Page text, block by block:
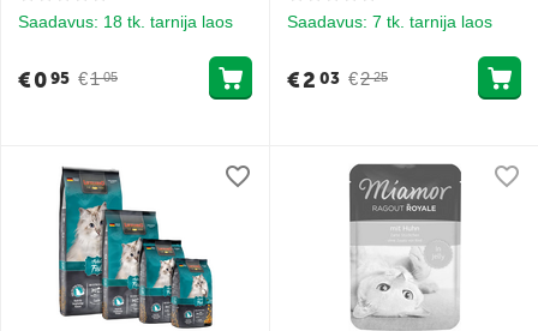
Saadavus: 18 tk. tarnija laos
€1 05
€095
Saadavus: 7 tk. tarnija laos
€2 25
€2 03